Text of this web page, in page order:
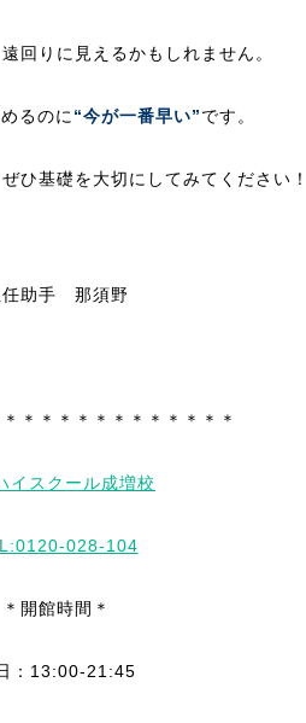
回りに見えるかもしれません。
るのに “今が一番早い”です。
ひ基礎を大切にしてみてください！
任助手 那須野
＊＊＊＊＊＊＊＊＊＊＊＊
イスクール成増校
028-104
＊開館時間＊
：13:00-21:45